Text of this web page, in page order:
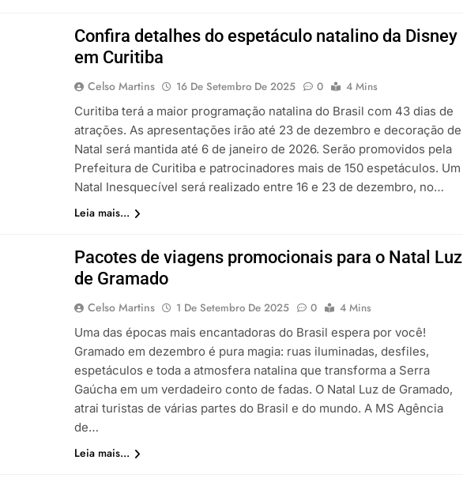
Confira detalhes do espetáculo natalino da Disney
em Curitiba
Celso Martins 16 De Setembro De 2025 0
4 Mins
Curitiba terá a maior programação natalina do Brasil com 43 dias de
atrações. As apresentações irão até 23 de dezembro e decoração de
Natal será mantida até 6 de janeiro de 2026. Serão promovidos pela
Prefeitura de Curitiba e patrocinadores mais de 150 espetáculos. Um
Natal Inesquecível será realizado entre 16 e 23 de dezembro, no…
Leia mais...
Pacotes de viagens promocionais para o Natal Luz
de Gramado
Celso Martins 1 De Setembro De 2025 0
4 Mins
Uma das épocas mais encantadoras do Brasil espera por você!
Gramado em dezembro é pura magia: ruas iluminadas, desfiles,
espetáculos e toda a atmosfera natalina que transforma a Serra
Gaúcha em um verdadeiro conto de fadas. O Natal Luz de Gramado,
atrai turistas de várias partes do Brasil e do mundo. A MS Agência
de…
Leia mais...